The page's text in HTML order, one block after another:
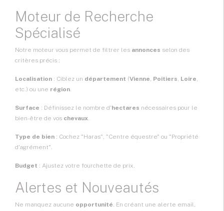
Moteur de Recherche
Spécialisé
Notre moteur vous permet de filtrer les annonces selon des
critères précis :
Localisation : Ciblez un département (Vienne, Poitiers, Loire,
etc.) ou une région.
Surface : Définissez le nombre d'hectares nécessaires pour le
bien-être de vos chevaux.
Type de bien : Cochez "Haras", "Centre équestre" ou "Propriété
d'agrément".
Budget : Ajustez votre fourchette de prix.
Alertes et Nouveautés
Ne manquez aucune opportunité. En créant une alerte email,